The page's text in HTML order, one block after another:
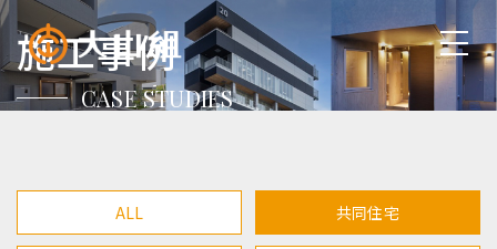
施工事例
CASE STUDIES
ALL 共同住宅